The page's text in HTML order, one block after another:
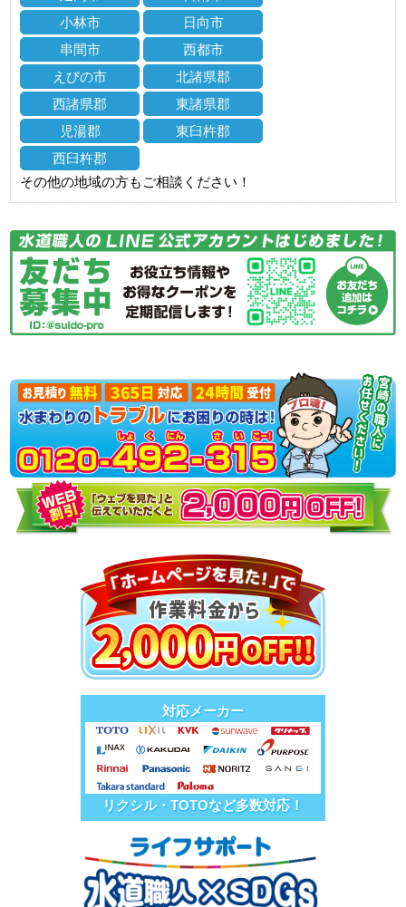
小林市
日向市
串間市
西都市
えびの市
北諸県郡
西諸県郡
東諸県郡
児湯郡
東臼杵郡
西臼杵郡
その他の地域の方もご相談ください！
対応メーカー
リクシル・TOTOなど多数対応！